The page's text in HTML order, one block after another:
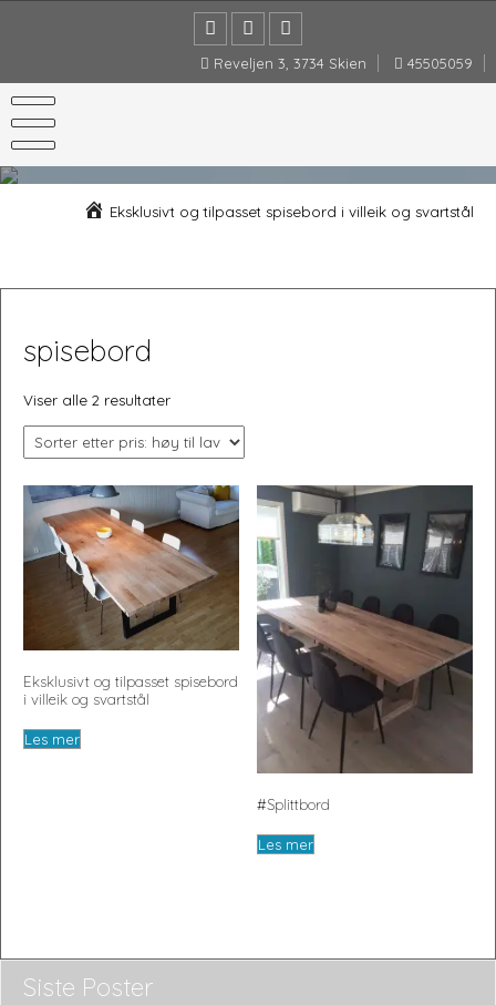
Reveljen 3, 3734 Skien
45505059
Møbler og interiørartikler håndlaget etter dine ønsker.
Eksklusivt og tilpasset spisebord i villeik og svartstål
spisebord
Viser alle 2 resultaterSortet
pris:
til
lav
Eksklusivt og tilpasset spisebord
i villeik og svartstål
Les mer
#Splittbord
Les mer
Siste Poster